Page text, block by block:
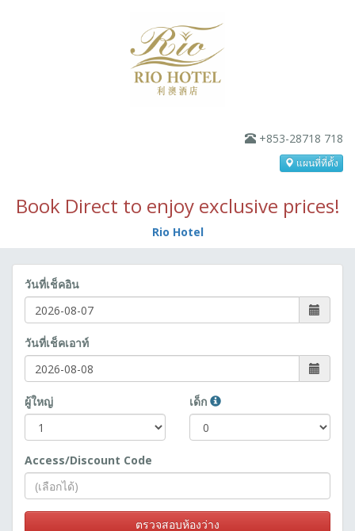
+853-28718 718
แผนที่ที่ตั้ง
Book Direct to enjoy exclusive prices!
Rio Hotel
วันที่เช็คอิน
วันที่เช็คเอาท์
ผู้ใหญ่ เด็ก
Access/Discount Code
ตรวจสอบห้องว่าง